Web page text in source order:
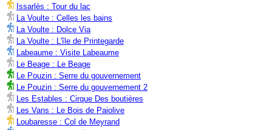
Issarlès : Tour du lac
La Voulte : Celles les bains
La Voulte : Dolce Via
La Voulte : L'île de Printegarde
Labeaume : Visite Labeaume
Le Beage : Le Beage
Le Pouzin : Serre du gouvernement
Le Pouzin : Serre du gouvernement 2
Les Estables : Cirque Des boutières
Les Vans : Le Bois de Paiolive
Loubaresse : Col de Meyrand